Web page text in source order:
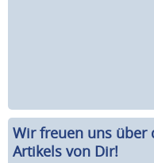
Wir freuen uns über
Artikels von Dir!